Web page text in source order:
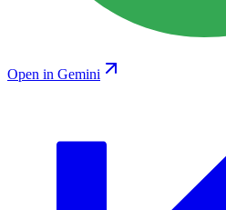
Open in Gemini